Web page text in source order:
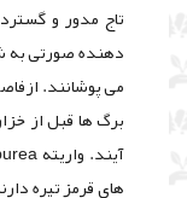
تاج مدور و
دهنده صورتی به
می پوشانند.
برگ ها قبل از
های قرمز تیره